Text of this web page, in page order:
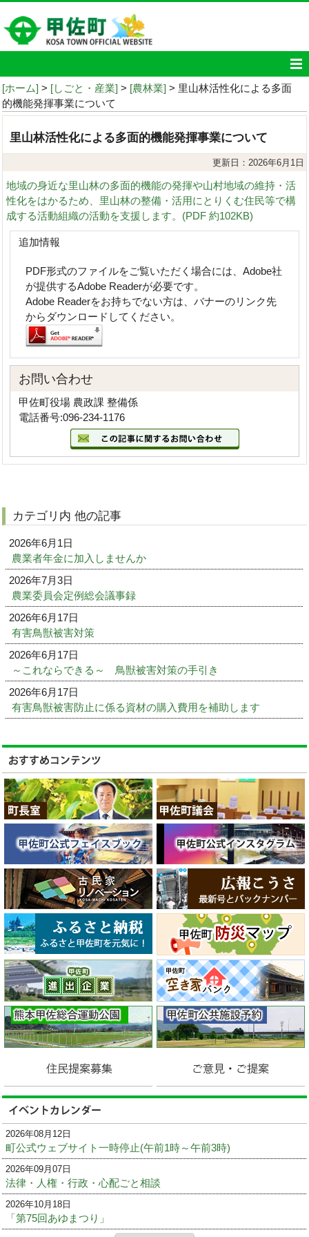
[ホーム] > [しごと・産業] > [農林業] > 里山林活性化による多面
的機能発揮事業について
里山林活性化による多面的機能発揮事業について
更新日：2026年6月1日
地域の身近な里山林の多面的機能の発揮や山村地域の維持・活
性化をはかるため、里山林の整備・活用にとりくむ住民等で構
成する活動組織の活動を支援します。(PDF 約102KB)
追加情報
PDF形式のファイルをご覧いただく場合には、Adobe社
が提供するAdobe Readerが必要です。
Adobe Readerをお持ちでない方は、バナーのリンク先
からダウンロードしてください。
お問い合わせ
甲佐町役場 農政課 整備係
電話番号:096-234-1176
カテゴリ内 他の記事
2026年6月1日
農業者年金に加入しませんか
2026年7月3日
農業委員会定例総会議事録
2026年6月17日
有害鳥獣被害対策
2026年6月17日
～これならできる～ 鳥獣被害対策の手引き
2026年6月17日
有害鳥獣被害防止に係る資材の購入費用を補助します
2026年08月12日
町公式ウェブサイト一時停止(午前1時～午前3時)
2026年09月07日
法律・人権・行政・心配ごと相談
2026年10月18日
「第75回あゆまつり」